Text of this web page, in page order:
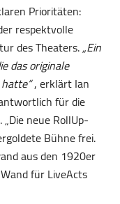
Prioritäten:
respektvolle
des Theaters.„Ein
das originale
, erklärt Ian
für die
neue RollUp-
Bühne frei.
aus den 1920er
für LiveActs